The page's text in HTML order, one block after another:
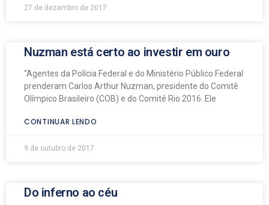
27 de dezembro de 2017
Nuzman está certo ao investir em ouro
“Agentes da Polícia Federal e do Ministério Público Federal
prenderam Carlos Arthur Nuzman, presidente do Comitê
Olímpico Brasileiro (COB) e do Comitê Rio 2016. Ele
CONTINUAR LENDO
9 de outubro de 2017
Do inferno ao céu